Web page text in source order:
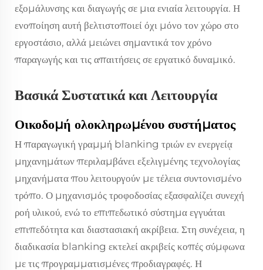
εξομάλυνσης και διαγωγής σε μια ενιαία λειτουργία. Η
ενοποίηση αυτή βελτιστοποιεί όχι μόνο τον χώρο στο
εργοστάσιο, αλλά μειώνει σημαντικά τον χρόνο
παραγωγής και τις απαιτήσεις σε εργατικό δυναμικό.
Βασικά Συστατικά και Λειτουργία
Οικοδομή ολοκληρωμένου συστήματος
Η παραγωγική γραμμή blanking τριών εν ενεργείᾳ
μηχανημάτων περιλαμβάνει εξελιγμένης τεχνολογίας
μηχανήματα που λειτουργούν με τέλεια συντονισμένο
τρόπο. Ο μηχανισμός τροφοδοσίας εξασφαλίζει συνεχή
ροή υλικού, ενώ το επιπεδωτικό σύστημα εγγυάται
επιπεδότητα και διαστασιακή ακρίβεια. Στη συνέχεια, η
διαδικασία blanking εκτελεί ακριβείς κοπές σύμφωνα
με τις προγραμματισμένες προδιαγραφές. Η